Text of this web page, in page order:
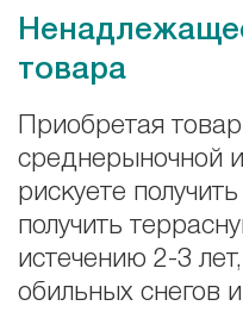
товара
Приобретая
среднерыночной
рискуете
получить
истечению 2-3
обильных снегов